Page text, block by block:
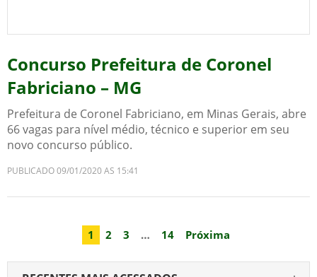
Concurso Prefeitura de Coronel
Fabriciano – MG
Prefeitura de Coronel Fabriciano, em Minas Gerais, abre
66 vagas para nível médio, técnico e superior em seu
novo concurso público.
PUBLICADO 09/01/2020 AS 15:41
1 2 3 … 14 Próxima